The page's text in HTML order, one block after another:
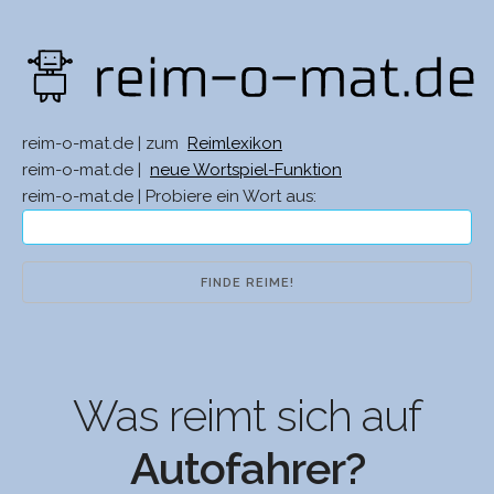
reim-o-mat.de | zum
Reimlexikon
reim-o-mat.de |
neue Wortspiel-Funktion
reim-o-mat.de | Probiere ein Wort aus:
Was reimt sich auf
Autofahrer?